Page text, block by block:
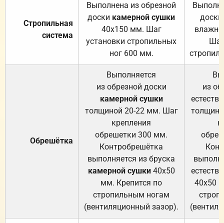
Стропильная
система
Выполнена из обрезной
доски камерной сушки
40х150 мм. Шаг
установки стропильных
ног 600 мм.
доски
Обрешётка
Выполняется
из обрезной доски
камерной сушки
толщиной 20-22 мм. Шаг
крепления
обрешетки 300 мм.
Контробрешётка
выполняется из бруска
камерной сушки40х50
мм. Крепится по
стропильным ногам
(вентиляционный зазор).
из
40х50